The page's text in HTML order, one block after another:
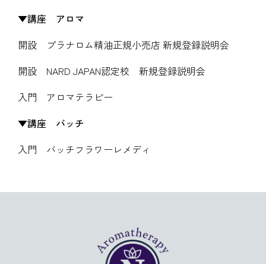
講座 アロマ
開設 プラナロム精油正規小売店 新規登録説明会
開設 NARD JAPAN認定校 新規登録説明会
入門 アロマテラピー
講座 バッチ
入門 バッチフラワーレメディ